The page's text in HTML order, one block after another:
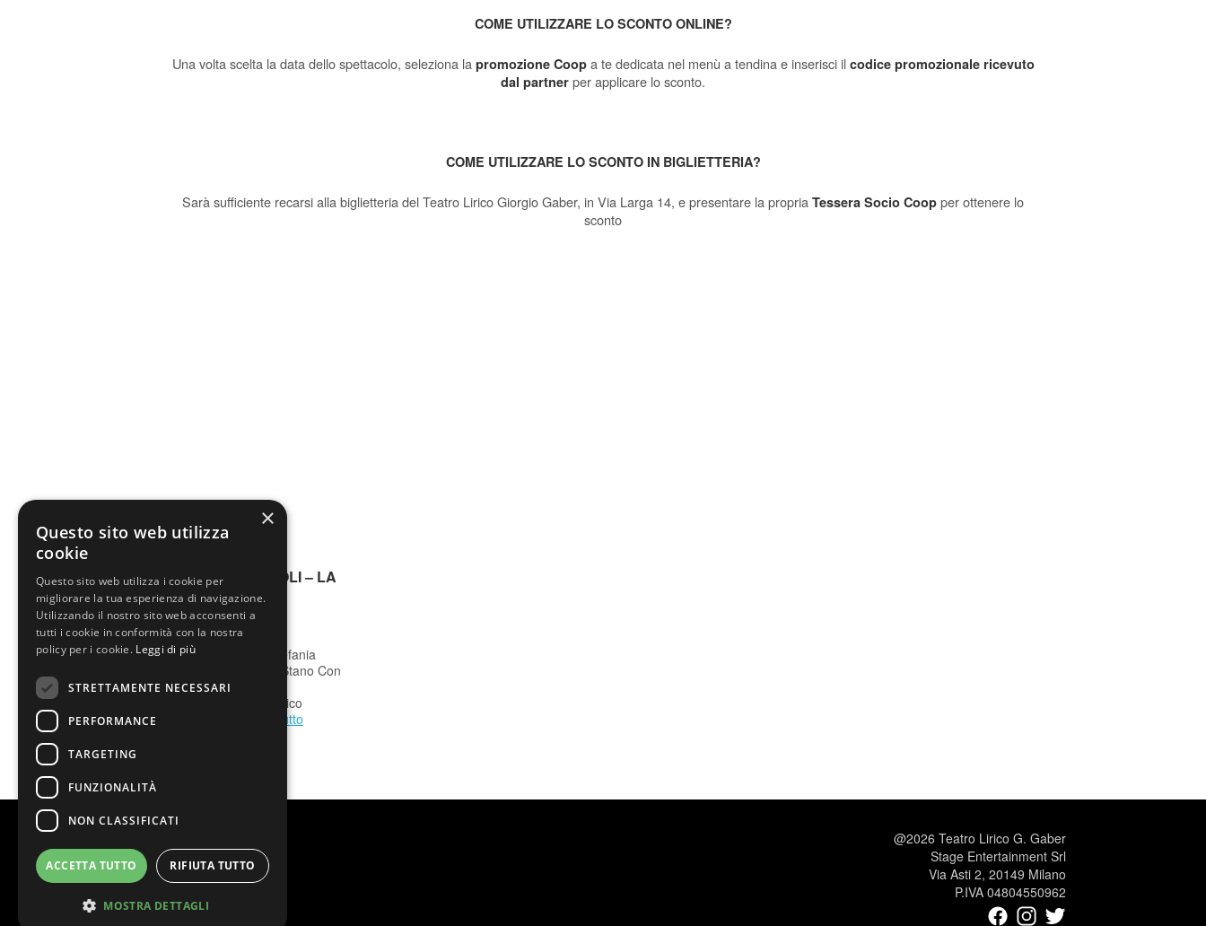
COME UTILIZZARE LO SCONTO ONLINE?
Una volta scelta la data dello spettacolo, seleziona lapromozione Coopa te dedicata nel menù a tendina e inserisci il codice promozionale ricevuto
dal partner per applicare lo sconto.
COME UTILIZZARE LO SCONTO IN BIGLIETTERIA?
Sarà sufficiente recarsi alla biglietteria del Teatro Lirico Giorgio Gaber, in Via Larga 14, e presentare la propria Tessera Socio Coop per ottenere lo
sconto
STEFANIA ANDREOLI – LA
MENTE IN SCENA
venerdì 25 Settembre
Testo di Luca Stano, Stefania
Andreoli Regia di Luca Stano Con
Alice Redini Spettacolo
sconsigliato ad un pubblico
inferiore ai 16…
Leggi tutto
@2026 Teatro Lirico G. Gaber
Stage Entertainment Srl
Via Asti 2, 20149 Milano
P.IVA 04804550962
×
Questo sito web utilizza
cookie
Questo sito web utilizza i cookie per
migliorare la tua esperienza di navigazione.
Utilizzando il nostro sito web acconsenti a
tutti i cookie in conformità con la nostra
policy per i cookie. Leggi di più
STRETTAMENTE NECESSARI
PERFORMANCE
TARGETING
FUNZIONALITÀ
NON CLASSIFICATI
ACCETTA TUTTO RIFIUTA TUTTO
MOSTRA DETTAGLI